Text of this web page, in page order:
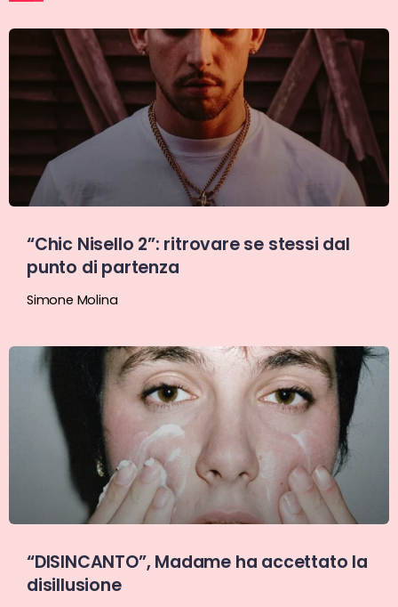
“Chic Nisello 2”: ritrovare se stessi dal
punto di partenza
Simone Molina
“DISINCANTO”, Madame ha accettato la
disillusione